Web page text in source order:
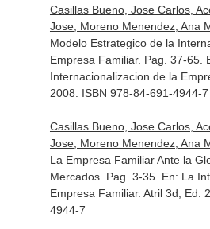
Casillas Bueno, Jose Carlos,
Jose, Moreno Menendez, Ana
Modelo Estrategico de la
Empresa Familiar. Pag. 37-65.
Internacionalizacion de la
2008. ISBN 978-84-691-4944-7
Casillas Bueno, Jose Carlos,
Jose, Moreno Menendez, Ana
La Empresa Familiar Ante la
Mercados. Pag. 3-35. En: La
Empresa Familiar. Atril 3d, Ed.
4944-7